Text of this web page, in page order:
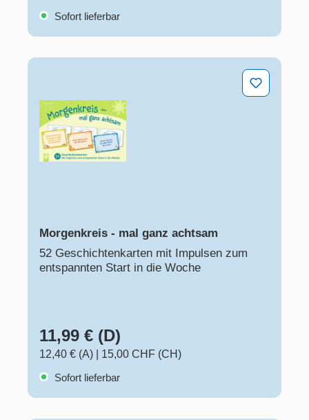
Sofort lieferbar
Morgenkreis - mal ganz achtsam
52 Geschichtenkarten mit Impulsen zum
entspannten Start in die Woche
11,99 € (D)
12,40 € (A)
15,00 CHF (CH)
Sofort lieferbar